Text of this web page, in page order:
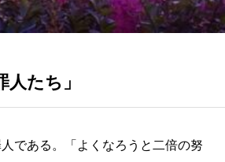
人たち」
である。「よくなろうと二倍の努